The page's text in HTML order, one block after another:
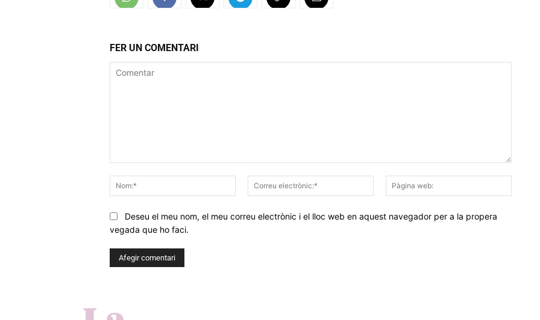
FER UN COMENTARI
Nom:*
Correu
electrònic:*
web:
Deseu el meu nom, el meu correu electrònic i el lloc web en aquest navegador per a la propera
vegada que ho faci.